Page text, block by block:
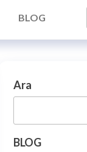
BLOG
Ara
BLOG